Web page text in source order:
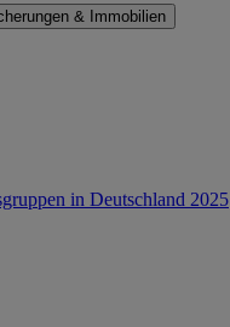
& Immobilien
in Deutschland 2025